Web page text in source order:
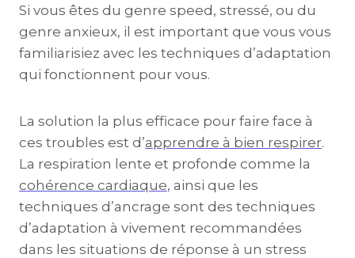
Si vous êtes du genre speed, stressé, ou du
genre anxieux, il est important que vous vous
familiarisiez avec les techniques d’adaptation
qui fonctionnent pour vous.
La solution la plus efficace pour faire face à
ces troubles est d’apprendre à bien respirer.
La respiration lente et profonde comme la
cohérence cardiaque, ainsi que les
techniques d’ancrage sont des techniques
d’adaptation à vivement recommandées
dans les situations de réponse à un stress